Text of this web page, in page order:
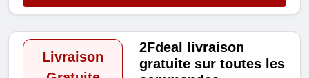
Livraison
2Fdeal livraison
gratuite sur toutes les